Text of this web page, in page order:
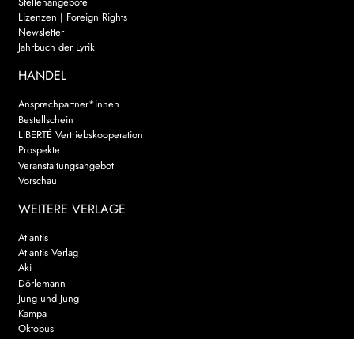
Lizenzen | Foreign Rights
Newsletter
Jahrbuch der Lyrik
HANDEL
Ansprechpartner*innen
Bestellschein
LIBERTÉ Vertriebskooperation
Prospekte
Veranstaltungsangebot
Vorschau
WEITERE VERLAGE
Atlantis
Atlantis Verlag
Aki
Dörlemann
Jung und Jung
Kampa
Oktopus